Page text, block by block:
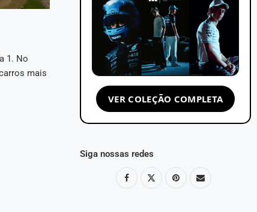
1. No
mais
VER COLEÇÃO COMPLETA
Siga nossas redes